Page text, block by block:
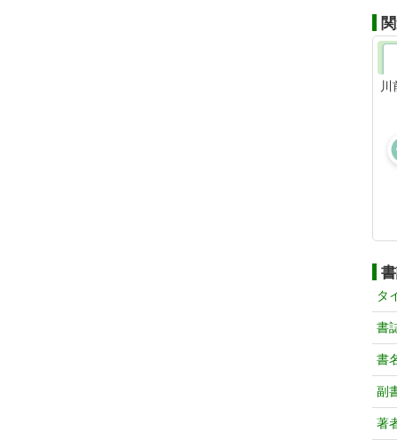
タ
書
書
副
著